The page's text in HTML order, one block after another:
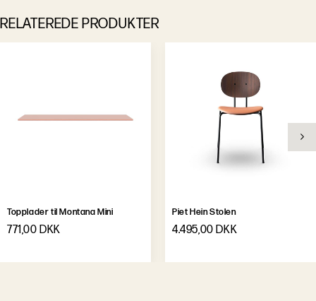
RELATEREDE PRODUKTER
Topplader til Montana Mini
771,00 DKK
Piet Hein Stolen
4.495,00 DKK